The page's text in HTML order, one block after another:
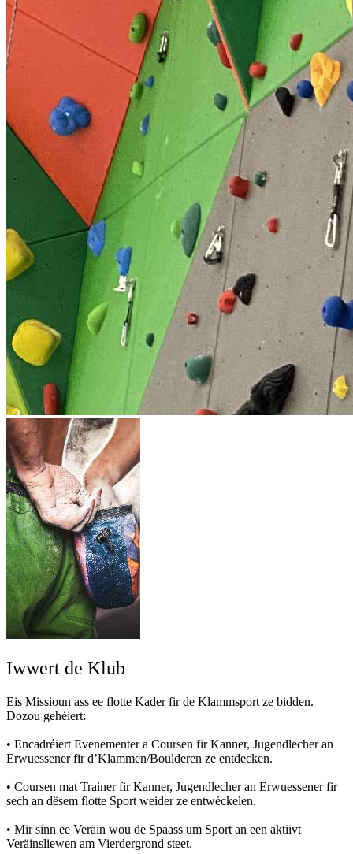
Iwwert de Klub
Eis Missioun ass ee flotte Kader fir de Klammsport ze bidden.
Dozou gehéiert:
• Encadréiert Evenementer a Coursen fir Kanner, Jugendlecher an
Erwuessener fir d’Klammen/Boulderen ze entdecken.
• Coursen mat Trainer fir Kanner, Jugendlecher an Erwuessener fir
sech an dësem flotte Sport weider ze entwéckelen.
• Mir sinn ee Veräin wou de Spaass um Sport an een aktiivt
Veräinsliewen am Vierdergrond steet.